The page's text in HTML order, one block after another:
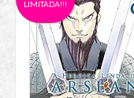
LIMITADA!!!